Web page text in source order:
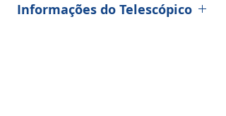
Informações do Telescópico